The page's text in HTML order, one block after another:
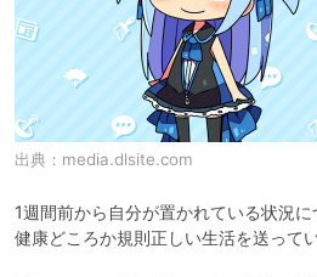
出典： media.dlsite.com
1週間前から自分が置かれている状況
健康どころか規則正しい生活を送ってい